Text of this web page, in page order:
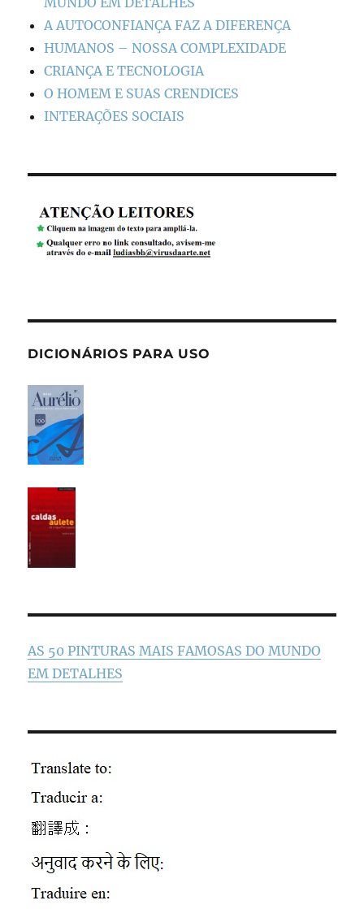
A AUTOCONFIANÇA FAZ A DIFERENÇA
HUMANOS – NOSSA COMPLEXIDADE
CRIANÇA E TECNOLOGIA
O HOMEM E SUAS CRENDICES
INTERAÇÕES SOCIAIS
DICIONÁRIOS PARA USO
AS 50 PINTURAS MAIS FAMOSAS DO MUNDO
EM DETALHES